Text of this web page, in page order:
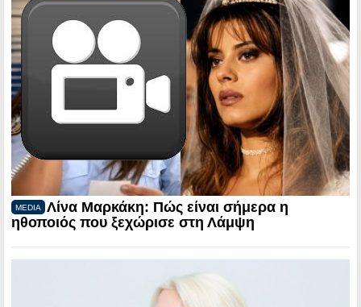
MEDIA
Λίνα Μαρκάκη: Πώς είναι σήμερα η
ηθοποιός που ξεχώρισε στη Λάμψη